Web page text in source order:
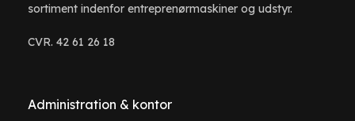
sortiment indenfor entreprenørmaskiner og udstyr.
CVR. 42 61 26 18
Administration & kontor